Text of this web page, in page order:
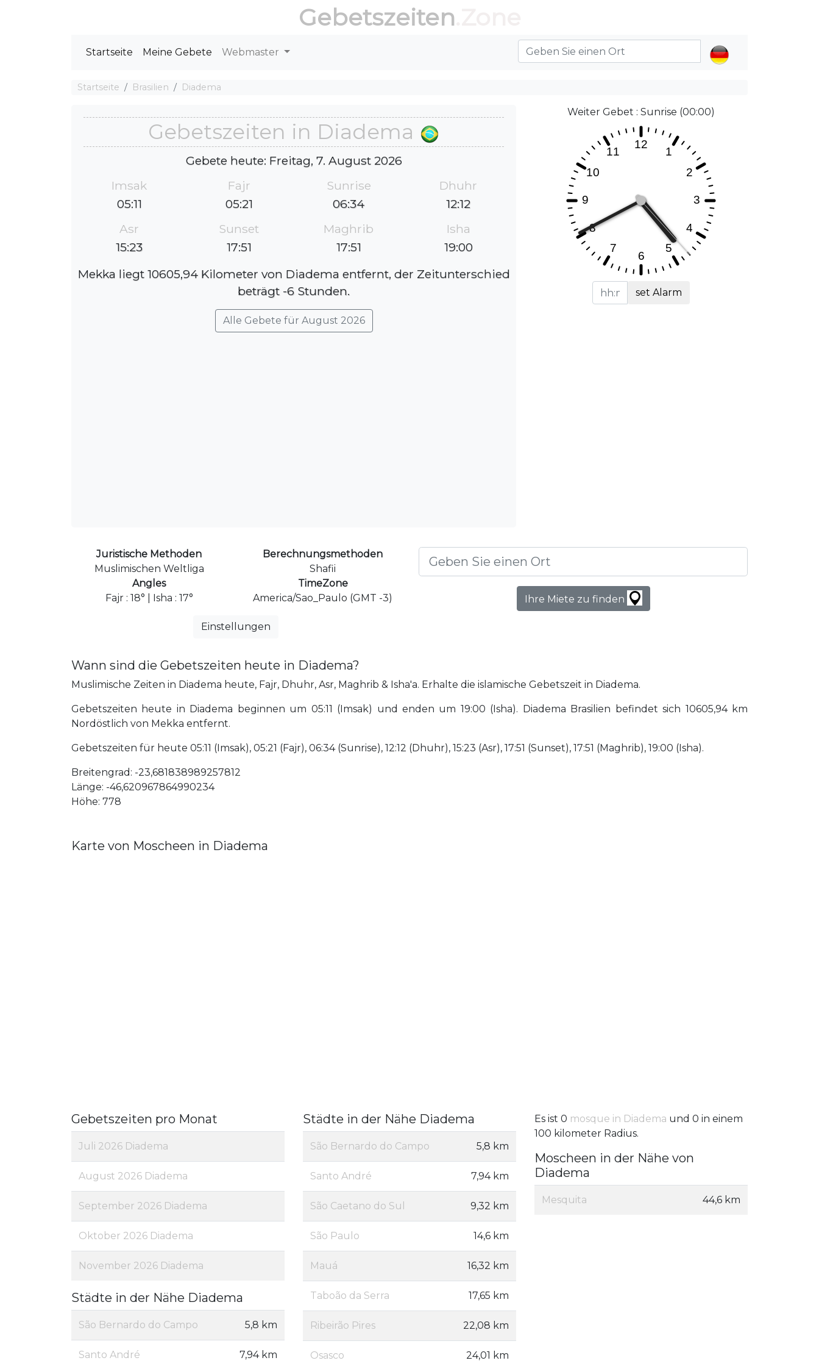
Gebetszeiten
Startseite Meine Gebete Webmaster
Startseite Brasilien Diadema
Gebetszeiten in Diadema
Gebete heute: Freitag, 7. August 2026
Imsak
05:11
Fajr
05:21
Sunrise
06:34
Dhuhr
12:12
Asr
15:23
Sunset
17:51
Maghrib
17:51
Isha
19:00
Mekka liegt 10605,94 Kilometer von Diadema entfernt, der Zeitunterschied
beträgt -6 Stunden.
Alle Gebete für August 2026
Weiter Gebet : Sunrise (00:00)
set Alarm
Juristische Methoden
Muslimischen Weltliga
Berechnungsmethoden
Shafii
Angles
Fajr : 18° | Isha : 17°
TimeZone
America/Sao_Paulo (GMT -3)
Einstellungen
Ihre Miete zu finden
Wann sind die Gebetszeiten heute in Diadema?
Muslimische Zeiten in Diadema heute, Fajr, Dhuhr, Asr, Maghrib & Isha'a. Erhalte die islamische Gebetszeit in Diadema.
Gebetszeiten heute in Diadema beginnen um 05:11 (Imsak) und enden um 19:00 (Isha). Diadema Brasilien befindet sich 10605,94 km
Nordöstlich von Mekka entfernt.
Gebetszeiten für heute 05:11 (Imsak), 05:21 (Fajr), 06:34 (Sunrise), 12:12 (Dhuhr), 15:23 (Asr), 17:51 (Sunset), 17:51 (Maghrib), 19:00 (Isha).
Breitengrad: -23,681838989257812
Länge: -46,620967864990234
Höhe: 778
Karte von Moscheen in Diadema
Gebetszeiten pro Monat
Juli 2026 Diadema
August 2026 Diadema
September 2026 Diadema
Oktober 2026 Diadema
November 2026 Diadema
Städte in der Nähe Diadema
São Bernardo do Campo 5,8 km
Santo André 7,94 km
Städte in der Nähe Diadema
São Bernardo do Campo 5,8 km
Santo André 7,94 km
São Caetano do Sul 9,32 km
São Paulo 14,6 km
Mauá 16,32 km
Taboão da Serra 17,65 km
Ribeirão Pires 22,08 km
Osasco 24,01 km
Es ist 0 mosque in Diadema und 0 in einem
100 kilometer Radius.
Moscheen in der Nähe von
Diadema
Mesquita 44,6 km